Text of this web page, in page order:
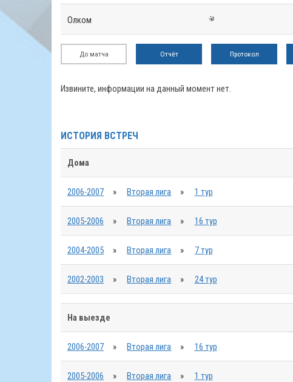
Олком
До матча Отчёт Протокол
Извините, информации на данный момент нет.
ИСТОРИЯ ВСТРЕЧ
Дома
2006-2007 » Вторая лига » 1 тур
2005-2006 » Вторая лига » 16 тур
2004-2005 » Вторая лига » 7 тур
2002-2003 » Вторая лига » 24 тур
На выезде
2006-2007 » Вторая лига » 16 тур
2005-2006 » Вторая лига » 1 тур